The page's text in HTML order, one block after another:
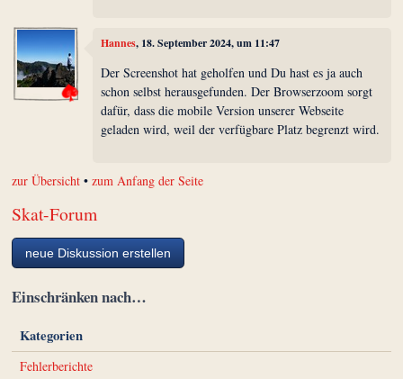
Hannes, 18. September 2024, um 11:47
Der Screenshot hat geholfen und Du hast es ja auch
schon selbst herausgefunden. Der Browserzoom sorgt
dafür, dass die mobile Version unserer Webseite
geladen wird, weil der verfügbare Platz begrenzt wird.
zur Übersicht •zum Anfang der Seite
Skat-Forum
neue Diskussion erstellen
Einschränken nach…
Kategorien
Fehlerberichte